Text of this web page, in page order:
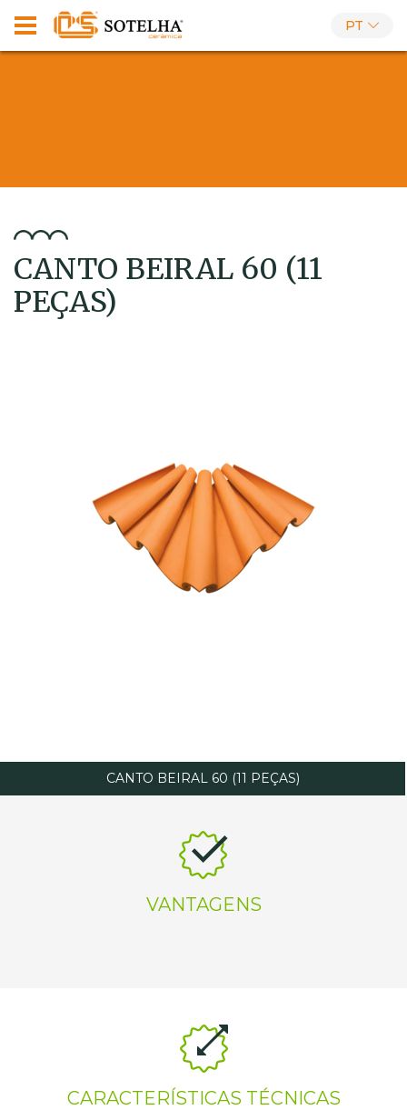
PT
CANTO BEIRAL 60 (11
PEÇAS)
CANTO BEIRAL 60 (11 PEÇAS)
VANTAGENS
CARACTERÍSTICAS TÉCNICAS